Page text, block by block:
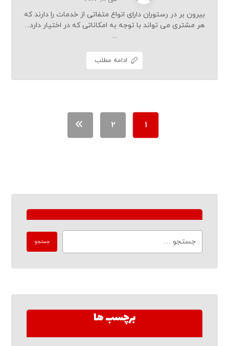
بیرون بر در رستوران دارای انواع متفاتی از خدمات را دارند که
هر مشتری می تواند با توجه به امکاناتی که در اختیار دارد...
...
ادامه مطلب
۱ ۲
برچسب ها